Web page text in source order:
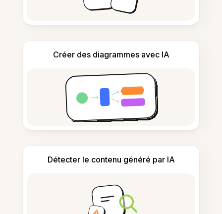
Créer des diagrammes avec IA
Détecter le contenu généré par IA